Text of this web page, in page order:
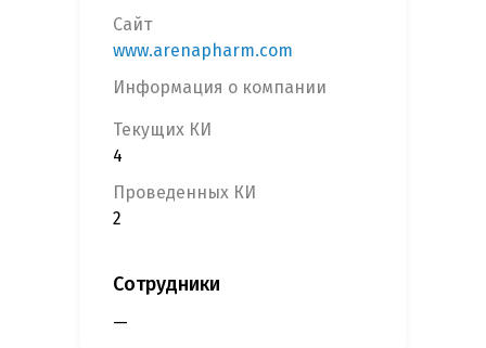
Сайт
www.arenapharm.com
Информация о компании
Текущих КИ
4
Проведенных КИ
2
Сотрудники
—